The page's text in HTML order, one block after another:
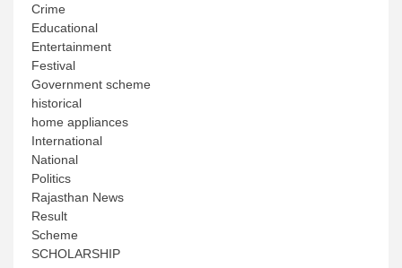
Crime
Educational
Entertainment
Festival
Government scheme
historical
home appliances
International
National
Politics
Rajasthan News
Result
Scheme
SCHOLARSHIP